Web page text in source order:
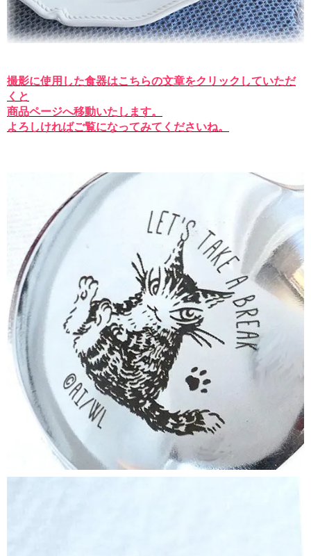
撮影に使用した食器はこちらの文章をクリックしていただ
くと
商品ページへ移動いたします。
よろしければご覧になってみてくださいね。